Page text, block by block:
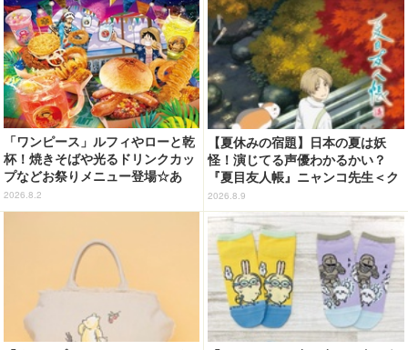
「ワンピース」ルフィやローと乾
杯！焼きそばや光るドリンクカッ
プなどお祭りメニュー登場☆あ
の“麦わら帽子”もグッズ化!? 【U
SJ「ワンピース・プレミア・サマ
2026.8.2
【夏休みの宿題】日本の夏は妖
怪！演じてる声優わかるかい？
『夏目友人帳』ニャンコ先生＜ク
イズ 第2回＞
2026.8.9